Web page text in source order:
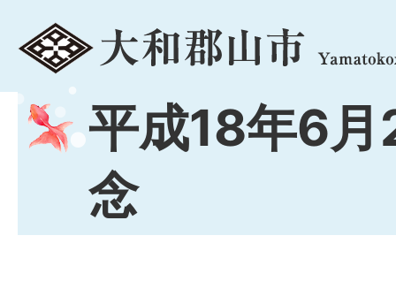
menu
平成18年6
念